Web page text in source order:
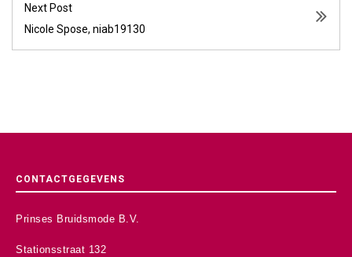
Next Post
Nicole Spose, niab19130
CONTACTGEGEVENS
Prinses Bruidsmode B.V.
Stationsstraat 132